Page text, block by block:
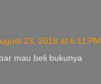
23, 2018 at 6:11 PM
mau beli bukunya